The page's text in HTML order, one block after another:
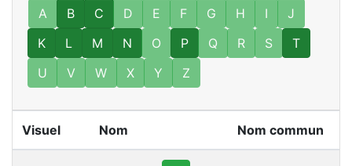
A
B C D E F G H I
J
K
L M N O P Q R S
T
U
V W X Y Z
Visuel Nom Nom commun